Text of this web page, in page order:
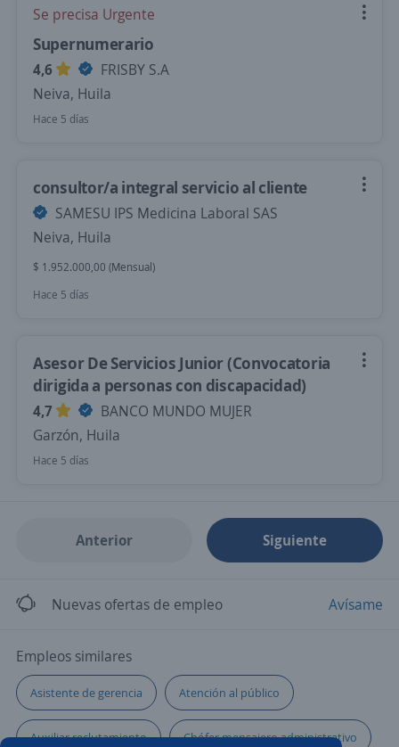
Se precisa Urgente
Supernumerario
4,6
FRISBY S.A
Neiva, Huila
Hace 5 días
consultor/a integral servicio al cliente
SAMESU IPS Medicina Laboral SAS
Neiva, Huila
$ 1.952.000,00 (Mensual)
Hace 5 días
Asesor De Servicios Junior (Convocatoria
dirigida a personas con discapacidad)
4,7
BANCO MUNDO MUJER
Garzón, Huila
Hace 5 días
Anterior Siguiente
Nuevas ofertas de empleo Avísame
Empleos similares
Asistente de gerencia Atención al público
Auxiliar reclutamiento Chófer mensajero administrativo